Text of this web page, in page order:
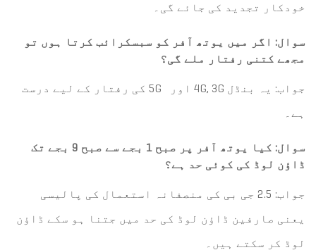
خودکار تجدید کی جائے گی۔
سوال: اگر میں یوتھ آفر کو سبسکرائب کرتا ہوں تو
مجھے کتنی رفتار ملے گی؟
جواب: یہ بنڈل 4G, 3G اور 5G کی رفتار کے لیے درست
ہے۔
سوال: کیا یوتھ آفر پر صبح 1 بجے سے صبح 9 بجے تک
ڈاؤن لوڈ کی کوئی حد ہے؟
جواب: 2.5 جی بی کی منصفانہ استعمال کی پالیسی
یعنی صارفین ڈاؤن لوڈ کی حد میں جتنا ہو سکے ڈاؤن
لوڈ کر سکتے ہیں۔